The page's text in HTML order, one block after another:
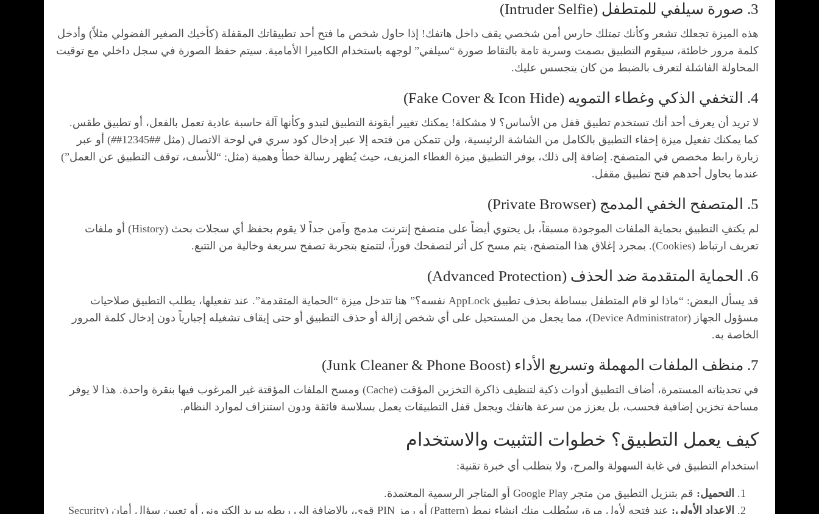
3. صورة سيلفي للمتطفل (Intruder Selfie)
هذه الميزة تجعلك تشعر وكأنك تمتلك حارس أمن شخصي يقف داخل هاتفك! إذا حاول شخص ما فتح أحد تطبيقاتك المقفلة (كأخيك الصغير الفضولي مثلاً) وأدخل
كلمة مرور خاطئة، سيقوم التطبيق بصمت وسرية تامة بالتقاط صورة “سيلفي” لوجهه باستخدام الكاميرا الأمامية. سيتم حفظ الصورة في سجل داخلي مع توقيت
المحاولة الفاشلة لتعرف بالضبط من كان يتجسس عليك.
4. التخفي الذكي وغطاء التمويه (Fake Cover & Icon Hide)
لا تريد أن يعرف أحد أنك تستخدم تطبيق قفل من الأساس؟ لا مشكلة! يمكنك تغيير أيقونة التطبيق لتبدو وكأنها آلة حاسبة عادية تعمل بالفعل، أو تطبيق طقس.
كما يمكنك تفعيل ميزة إخفاء التطبيق بالكامل من الشاشة الرئيسية، ولن تتمكن من فتحه إلا عبر إدخال كود سري في لوحة الاتصال (مثل#
#12345#
#) أو عبر
زيارة رابط مخصص في المتصفح. إضافة إلى ذلك، يوفر التطبيق ميزة الغطاء المزيف، حيث يُظهر رسالة خطأ وهمية (مثل: “للأسف، توقف التطبيق عن العمل”)
عندما يحاول أحدهم فتح تطبيق مقفل.
5. المتصفح الخفي المدمج (Private Browser)
لم يكتفِ التطبيق بحماية الملفات الموجودة مسبقاً، بل يحتوي أيضاً على متصفح إنترنت مدمج وآمن جداً لا يقوم بحفظ أي سجلات بحث (History) أو ملفات
تعريف ارتباط (Cookies). بمجرد إغلاق هذا المتصفح، يتم مسح كل أثر لتصفحك فوراً، لتتمتع بتجربة تصفح سريعة وخالية من التتبع.
6. الحماية المتقدمة ضد الحذف (Advanced Protection)
قد يسأل البعض: “ماذا لو قام المتطفل ببساطة بحذف تطبيق AppLock نفسه؟” هنا تتدخل ميزة “الحماية المتقدمة”. عند تفعيلها، يطلب التطبيق صلاحيات
مسؤول الجهاز (Device Administrator)، مما يجعل من المستحيل على أي شخص إزالة أو حذف التطبيق أو حتى إيقاف تشغيله إجبارياً دون إدخال كلمة المرور
الخاصة به.
7. منظف الملفات المهملة وتسريع الأداء (Junk Cleaner & Phone Boost)
في تحديثاته المستمرة، أضاف التطبيق أدوات ذكية لتنظيف ذاكرة التخزين المؤقت (Cache) ومسح الملفات المؤقتة غير المرغوب فيها بنقرة واحدة. هذا لا يوفر
مساحة تخزين إضافية فحسب، بل يعزز من سرعة هاتفك ويجعل قفل التطبيقات يعمل بسلاسة فائقة ودون استنزاف لموارد النظام.
كيف يعمل التطبيق؟ خطوات التثبيت والاستخدام
استخدام التطبيق في غاية السهولة والمرح، ولا يتطلب أي خبرة تقنية:
التحميل: قم بتنزيل التطبيق من متجر Google Play أو المتاجر الرسمية المعتمدة.
الإعداد الأولي:
عند فتحه لأول مرة، سيُطلب منك إنشاء نمط (Pattern) أو رمز PIN قوي، بالإضافة إلى ربطه ببريد إلكتروني أو تعيين سؤال أمان (Security